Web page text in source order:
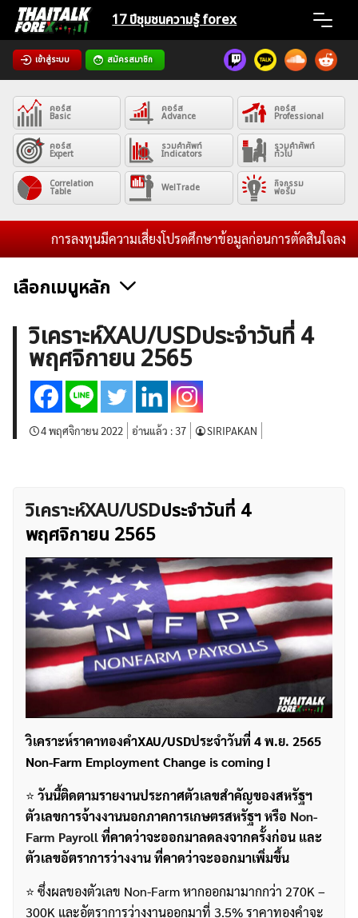
Skip
content
17 ปีชุมชนความรู้ forex
เข้าสู่ระบบ สมัครสมาชิก
Home
News
Articles
VPS Register
ค้นหา
สำหรับ:
คอร์ส
Basic
คอร์ส
Advance
คอร์ส
Professional
คอร์ส
Expert
รวมคำศัพท์
Indicators
รวมคำศัพท์
ทั่วไป
Correlation
Table WelTrade กิจกรรม
ฟอรั่ม
การลงทุนมีความเสี่ยงโปรดศึกษาข้อมูลก่อนการตัดสินใจลงทุน
เลือกเมนูหลัก
ข่าวฟอเร็กซ์และสกุลเงิน คริปโตเคอร์เรนซี
ฟรีซิกแนล รายวัน
บทวิเคราะห์
เศรษฐกิจทั่วไป ดัชนี-หุ้น
สินค้าโภคภัณฑ์
โบรกเกอร์ FX
โปรโมชั่น Forex
กองทุน Forex
ฟรี EA
วิเคราะห์XAU/USDประจำวันที่ 4
พฤศจิกายน 2565
4 พฤศจิกายน 2022 อ่านแล้ว :37 SIRIPAKAN
วิเคราะห์XAU/USDประจำวันที่ 4
พฤศจิกายน 2565
วิเคราะห์ราคาทองคำXAU/USDประจำวันที่ 4 พ.ย. 2565
Non-Farm Employment Change is coming !
⭐️ วันนี้ติดตามรายงานประกาศตัวเลขสำคัญของสหรัฐฯ
ตัวเลขการจ้างงานนอกภาคการเกษตรสหรัฐฯ หรือ Non-
Farm Payrollที่คาดว่าจะออกมาลดลงจากครั้งก่อน และ
ตัวเลขอัตราการว่างงาน ที่คาดว่าจะออกมาเพิ่มขึ้น
⭐️ ซึ่งผลของตัวเลข Non-Farm หากออกมามากกว่า 270K –
300K และอัตราการว่างงานออกมาที่ 3.5% ราคาทองคำจะ